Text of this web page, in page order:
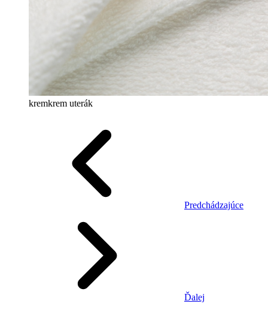
kremkrem uterák
Predchádzajúce
Ďalej